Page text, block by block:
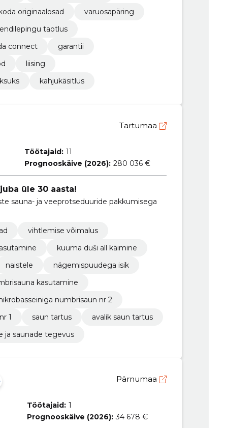
originaalosad
varuosapäring
taotlus
connect
garantii
liising
kahjukäsitlus
Tartumaa
Töötajaid: 11
Prognooskäive (2026): 280 036 €
üle 30 aasta!
sauna- ja veeprotseduuride pakkumisega
vihtlemise võimalus
kuuma duši all käimine
naistele
nägemispuudega isik
kasutamine
numbrisaun nr 2
1
saun tartus
avalik saun tartus
ja saunade tegevus
Pärnumaa
Töötajaid: 1
Prognooskäive (2026): 34 678 €